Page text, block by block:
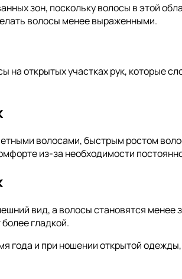
зон, поскольку волосы в этой
волосы менее выраженными.
на открытых участках рук, которые
волосами, быстрым ростом
из-за необходимости
вид, а волосы становятся
гладкой.
года и при ношении открытой